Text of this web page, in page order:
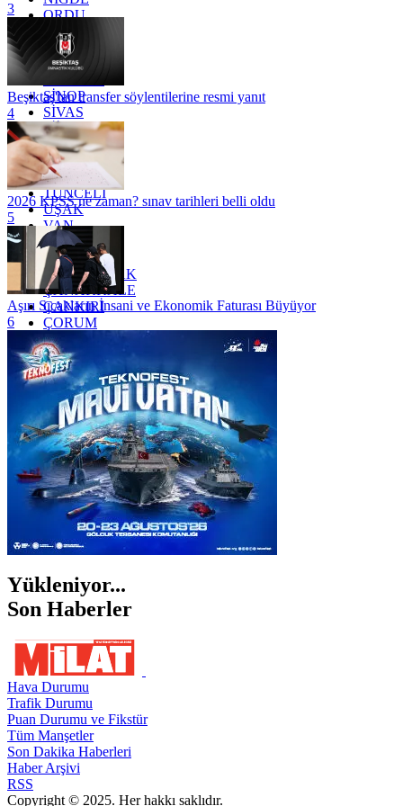
ORDU
OSMANİYE
RİZE
SAKARYA
SİNOP
SİVAS
SİİRT
TEKİRDAĞ
TOKAT
TRABZON
TUNCELİ
UŞAK
VAN
YALOVA
YOZGAT
ZONGULDAK
ÇANAKKALE
ÇANKIRI
ÇORUM
İSTANBUL
İZMİR
ŞANLIURFA
ŞIRNAK
3
Beşiktaş'tan transfer söylentilerine resmi yanıt
4
2026 KPSS ne zaman? sınav tarihleri belli oldu
5
Aşırı Sıcakların İnsani ve Ekonomik Faturası Büyüyor
6
Yükleniyor...
Son Haberler
Hava Durumu
Trafik Durumu
Puan Durumu ve Fikstür
Tüm Manşetler
Son Dakika Haberleri
Haber Arşivi
RSS
Copyright © 2025. Her hakkı saklıdır.